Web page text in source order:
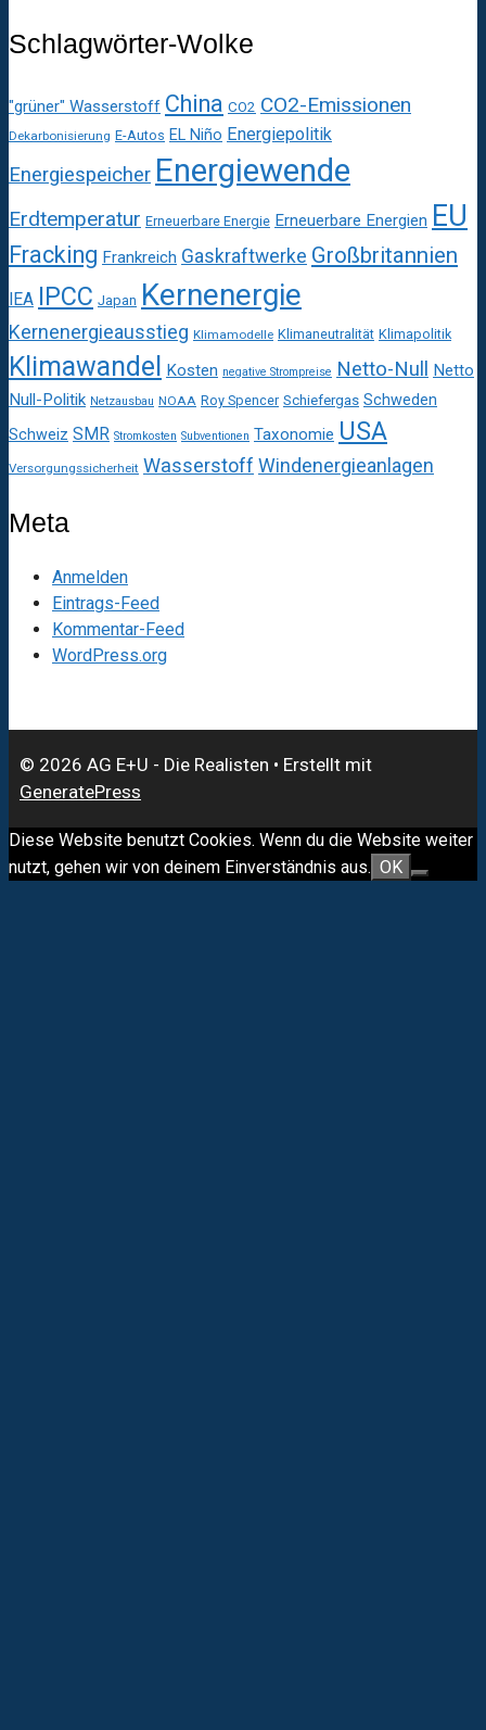
Schlagwörter-Wolke
"grüner" Wasserstoff China CO2 CO2-Emissionen
Dekarbonisierung E-Autos EL Niño Energiepolitik
Energiespeicher Energiewende
Erdtemperatur Erneuerbare Energie Erneuerbare Energien EU
Fracking Frankreich Gaskraftwerke Großbritannien
IEA IPCC Japan Kernenergie
Kernenergieausstieg Klimamodelle Klimaneutralität Klimapolitik
Klimawandel Kosten negative Strompreise Netto-Null
Netto
Null-Politik Netzausbau NOAA Roy Spencer Schiefergas Schweden
Schweiz SMR Stromkosten Subventionen Taxonomie USA
Versorgungssicherheit Wasserstoff Windenergieanlagen
Meta
Anmelden
Eintrags-Feed
Kommentar-Feed
WordPress.org
© 2026 AG E+U - Die Realisten • Erstellt mit
GeneratePress
Diese Website benutzt Cookies. Wenn du die Website weiter
nutzt, gehen wir von deinem Einverständnis aus. OK